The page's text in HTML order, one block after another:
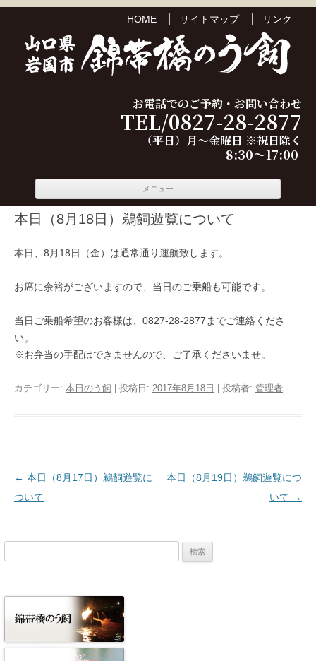
HOME サイトマップ リンク
お電話でのご予約・お問い合わせ
TEL/0827-28-2877
（平日）月～金曜日 ※祝日除く
8:30～17:00
メニュー
本日（8月18日）鵜飼遊覧について
本日、8月18日（金）は通常通り運航致します。
お席に余裕がございますので、当日のご乗船も可能です。
当日ご乗船希望のお客様は、0827-28-2877までご連絡くださ
い。
※お弁当の手配はできませんので、ご了承くださいませ。
カテゴリー: 本日のう飼 | 投稿日: 2017年8月18日 投稿者: 管理者
投稿ナビゲーション
← 本日（8月17日）鵜飼遊覧に
ついて
本日（8月19日）鵜飼遊覧につ
いて →